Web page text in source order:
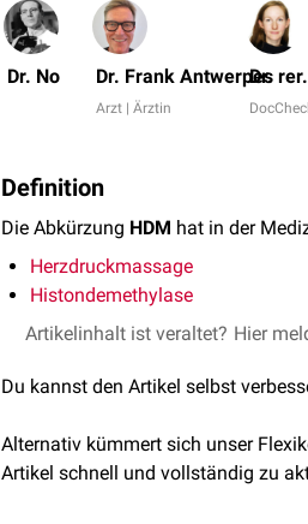
Dr. No Dr. Frank Antwerpes
Arzt | Ärztin
Dr.
Definition
Die Abkürzung HDM hat in der
Herzdruckmassage
Histondemethylase
Artikelinhalt ist veraltet? Hier
Du kannst den Artikel selbst
Alternativ kümmert sich unser
Artikel schnell und vollständig zu